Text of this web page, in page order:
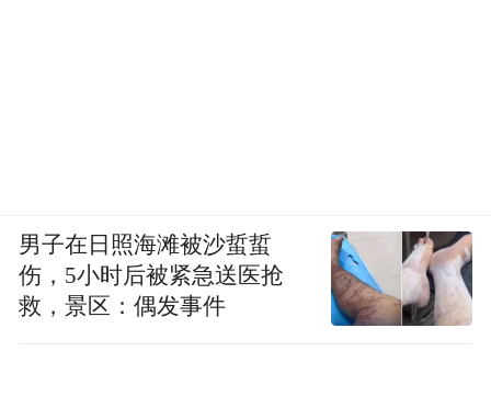
男子在日照海滩被沙蜇蜇
伤，5小时后被紧急送医抢
救，景区：偶发事件